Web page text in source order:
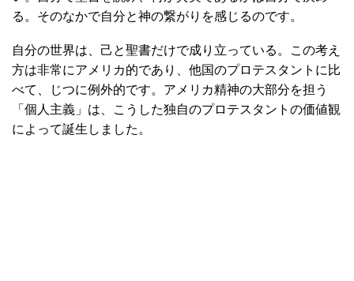
る。そのなかで自分と神の繋がりを感じるのです。
自分の世界は、己と聖書だけで成り立っている。この考え
方は非常にアメリカ的であり、他国のプロテスタントに比
べて、じつに例外的です。アメリカ精神の大部分を担う
「個人主義」は、こうした独自のプロテスタントの価値観
によって誕生しました。